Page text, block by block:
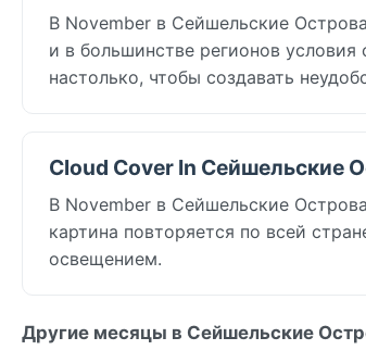
В November в Сейшельские
и в большинстве регионов
настолько, чтобы создавать
Cloud Cover In Сейшельские
В November в Сейшельские
картина повторяется по всей
освещением.
Другие месяцы в Сейшельские